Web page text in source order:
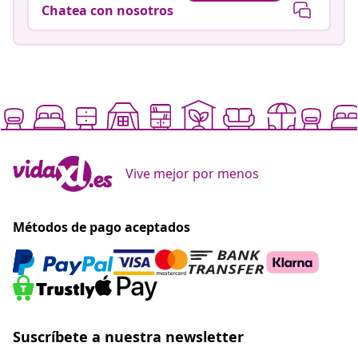
Chatea con nosotros
Vive mejor por menos
Métodos de pago aceptados
Suscríbete a nuestra newsletter